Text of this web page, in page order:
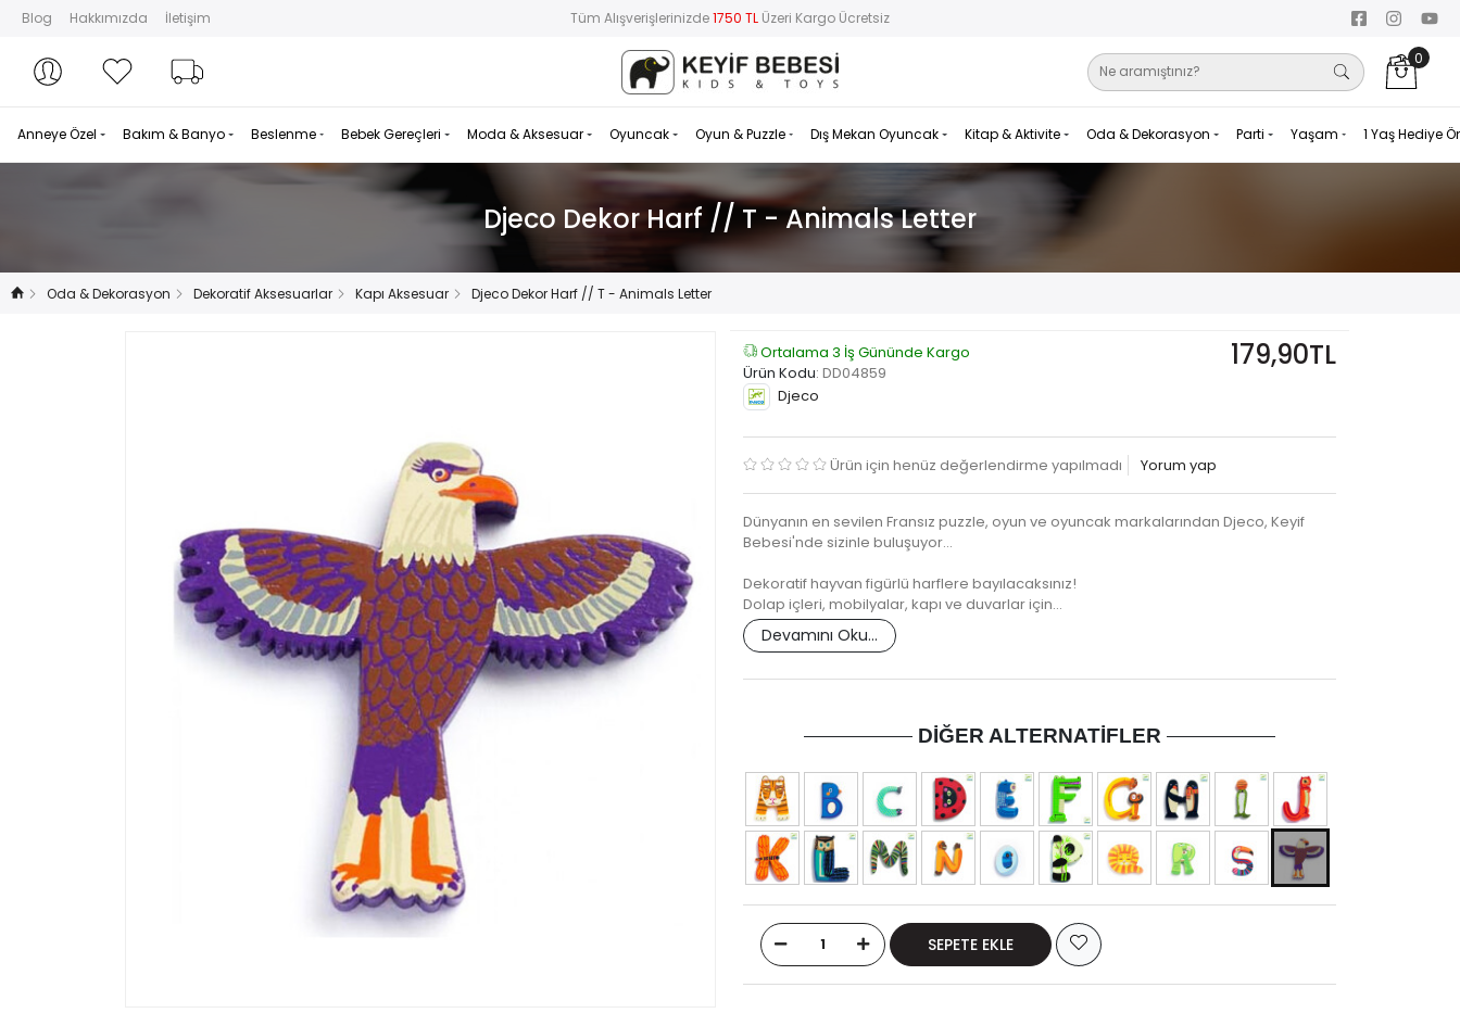
Blog Hakkımızda İletişim Tüm Alışverişlerinizde1750 TL Üzeri Kargo Ücretsiz
Hesabım
Hesabım Favorilerim 0
Anneye Özel Bakım & Banyo Beslenme Bebek Gereçleri Moda & Aksesuar Oyuncak Oyun & Puzzle Dış Mekan Oyuncak Kitap & Aktivite Oda & Dekorasyon Parti Yaşam 1 Yaş Hediye
Djeco Dekor Harf // T - Animals Letter
Oda & Dekorasyon Dekoratif Aksesuarlar Kapı Aksesuar Djeco Dekor Harf // T - Animals Letter
Ortalama 3 İş Gününde Kargo
Ürün Kodu: DD04859
Djeco
179,90TL
Ürün için henüz değerlendirme yapılmadı Yorum yap
Dünyanın en sevilen Fransız puzzle, oyun ve oyuncak markalarından Djeco, Keyif
Bebesi'nde sizinle buluşuyor...
Dekoratif hayvan figürlü harflere bayılacaksınız!
Dolap içleri, mobilyalar, kapı ve duvarlar için…
Devamını Oku...
DIĞER ALTERNATIFLER
SEPETE EKLE